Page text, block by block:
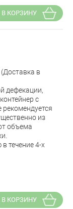
В КОРЗИНУ
в
дефекации,
с
из
объема
течение 4-х
В КОРЗИНУ